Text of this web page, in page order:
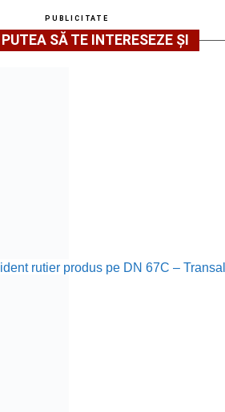
PUBLICITATE
SĂ TE INTERESEZE ȘI
rutier produs pe DN 67C –